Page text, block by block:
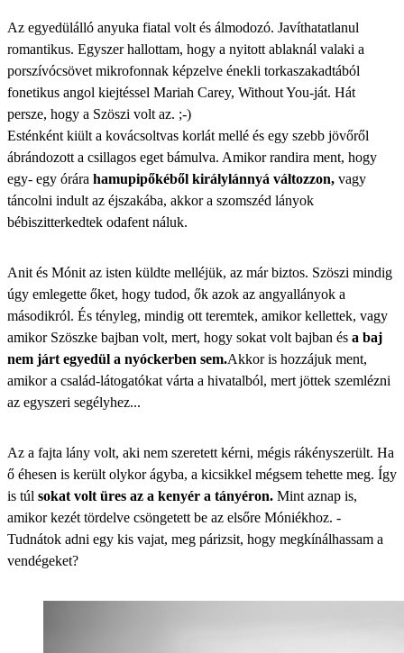
Az egyedülálló anyuka fiatal volt és álmodozó. Javíthatatlanul
romantikus. Egyszer hallottam, hogy a nyitott ablaknál valaki a
porszívócsövet mikrofonnak képzelve énekli torkaszakadtából
fonetikus angol kiejtéssel Mariah Carey, Without You-ját. Hát
persze, hogy a Szöszi volt az. ;-)
Esténként kiült a kovácsoltvas korlát mellé és egy szebb jövőről
ábrándozott a csillagos eget bámulva. Amikor randira ment, hogy
egy- egy órára hamupipőkéből királylánnyá változzon, vagy
táncolni indult az éjszakába, akkor a szomszéd lányok
bébiszitterkedtek odafent náluk.
Anit és Mónit az isten küldte melléjük, az már biztos. Szöszi mindig
úgy emlegette őket, hogy tudod, ők azok az angyallányok a
másodikról. És tényleg, mindig ott teremtek, amikor kellettek, vagy
amikor Szöszke bajban volt, mert, hogy sokat volt bajban és a baj
nem járt egyedül a nyóckerben sem.Akkor is hozzájuk ment,
amikor a család-látogatókat várta a hivatalból, mert jöttek szemlézni
az egyszeri segélyhez...
Az a fajta lány volt, aki nem szeretett kérni, mégis rákényszerült. Ha
ő éhesen is került olykor ágyba, a kicsikkel mégsem tehette meg. Így
is túl sokat volt üres az a kenyér a tányéron. Mint aznap is,
amikor kezét tördelve csöngetett be az elsőre Móniékhoz. -
Tudnátok adni egy kis vajat, meg párizsit, hogy megkínálhassam a
vendégeket?